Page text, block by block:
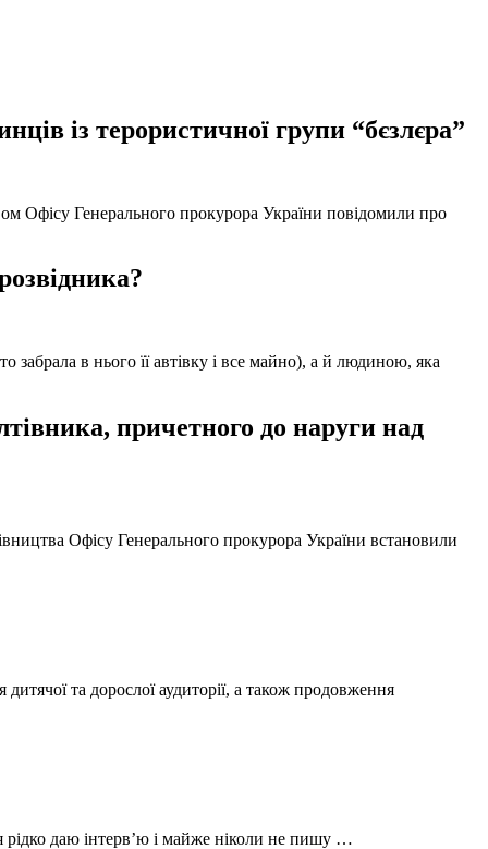
із терористичної групи “бєзлєра”
Офісу Генерального прокурора України повідомили про
в нього її автівку і все майно), а й людиною, яка
причетного до наруги над
Офісу Генерального прокурора України встановили
та дорослої аудиторії, а також продовження
рідко даю інтерв’ю і майже ніколи не пишу …